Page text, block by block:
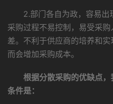
2.部门各自为政，容易出
采购过程不易控制，易受采
差。不利于供应商的培养和
而会增加采购成本。
根据分散采购的优缺点
条件是：